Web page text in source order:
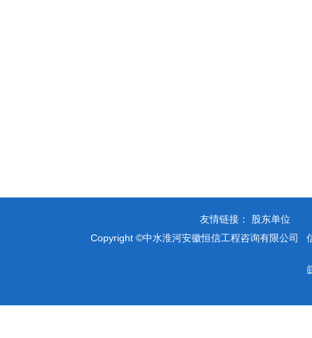
友情链接：
Copyright ©中水淮河安徽恒信工程咨询有限公司